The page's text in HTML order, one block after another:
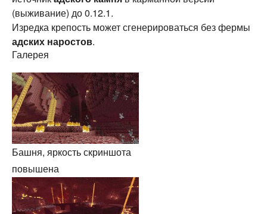
(выживание) до 0.12.1.
Изредка крепость может сгенерироваться без фермы
адских наростов.
Галерея
Башня, яркость скриншота
повышена